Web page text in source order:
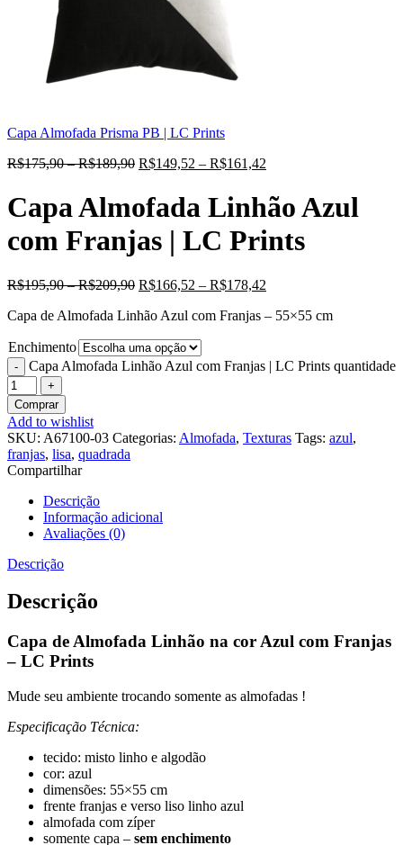
Capa Almofada Prisma PB | LC Prints
R$175,90–R$189,90 R$149,52 – R$161,42
Capa Almofada Linhão Azul
com Franjas | LC Prints
R$195,90–R$209,90 R$166,52 – R$178,42
Capa de Almofada Linhão Azul com Franjas – 55×55 cm
Enchimento
Capa Almofada Linhão Azul com Franjas | LC Prints quantidade
Comprar
Add to wishlist
SKU: A67100-03 Categorias: Almofada, Texturas Tags: azul,
franjas, lisa, quadrada
Compartilhar
Descrição
Informação adicional
Avaliações (0)
Descrição
Descrição
Capa de Almofada Linhão na cor Azul com Franjas
– LC Prints
Mude seu ambiente trocando somente as almofadas !
Especificação Técnica:
tecido: misto linho e algodão
cor: azul
dimensões: 55×55 cm
frente franjas e verso liso linho azul
almofada com zíper
somente capa – sem enchimento